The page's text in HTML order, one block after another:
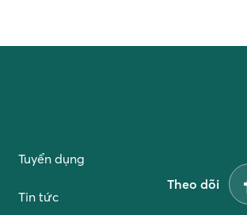
Tuyển dụng
Tin tức
Theo dõi